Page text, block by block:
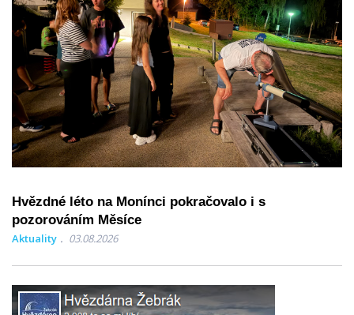
Hvězdné léto na Monínci pokračovalo i s
pozorováním Měsíce
Aktuality 03.08.2026